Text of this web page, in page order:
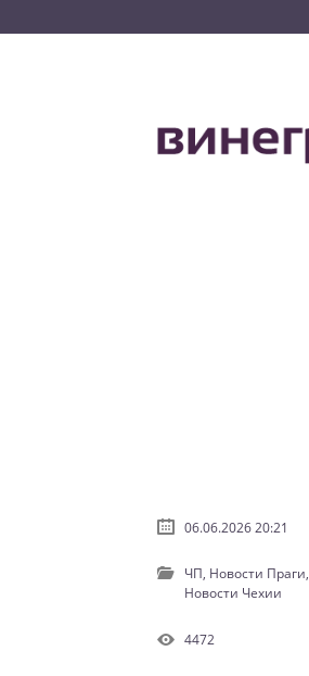
06.06.2026 20:21
ЧП, Новости Праги,
Новости Чехии
4472